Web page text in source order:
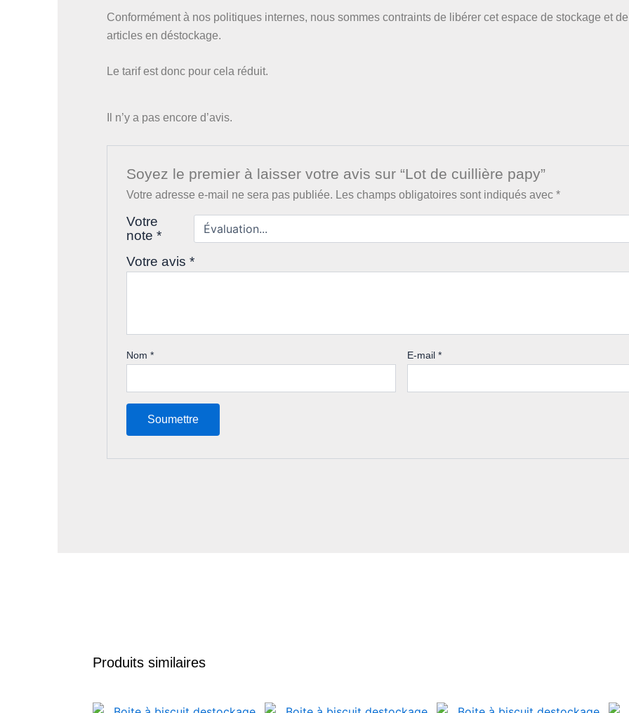
Conformément à nos politiques internes, nous sommes contraints de libérer cet espace de stockage et
articles en déstockage.
Le tarif est donc pour cela réduit.
Il n’y a pas encore d’avis.
Soyez le premier à laisser votre avis sur “Lot de cuillière papy”
Votre adresse e-mail ne sera pas publiée. Les champs obligatoires sont indiqués avec *
Votre
note *
Votre avis *
Nom * E-mail *
Produits similaires